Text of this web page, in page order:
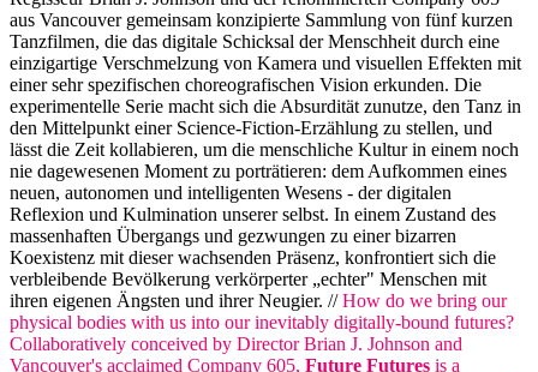
aus Vancouver gemeinsam konzipierte Sammlung von fünf kurzen
Tanzfilmen, die das digitale Schicksal der Menschheit durch eine
einzigartige Verschmelzung von Kamera und visuellen Effekten mit
einer sehr spezifischen choreografischen Vision erkunden. Die
experimentelle Serie macht sich die Absurdität zunutze, den Tanz in
den Mittelpunkt einer Science-Fiction-Erzählung zu stellen, und
lässt die Zeit kollabieren, um die menschliche Kultur in einem noch
nie dagewesenen Moment zu porträtieren: dem Aufkommen eines
neuen, autonomen und intelligenten Wesens - der digitalen
Reflexion und Kulmination unserer selbst. In einem Zustand des
massenhaften Übergangs und gezwungen zu einer bizarren
Koexistenz mit dieser wachsenden Präsenz, konfrontiert sich die
verbleibende Bevölkerung verkörperter „echter" Menschen mit
ihren eigenen Ängsten und ihrer Neugier. //How do we bring our
physical bodies with us into our inevitably digitally-bound futures?
Collaboratively conceived by Director Brian J. Johnson and
Vancouver's acclaimed Company 605, Future Futures is a